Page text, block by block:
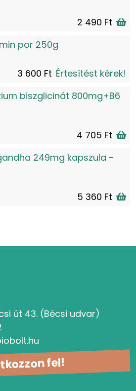
2 490 Ft
por 250g
3 600 Ft Értesítést kérek!
biszglicinát 800mg+B6
4 705 Ft
249mg kapszula -
5 360 Ft
fel!
út 43. (Bécsi udvar)